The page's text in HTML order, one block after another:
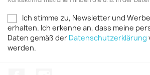
Ich stimme zu, Newsletter und
erhalten. Ich erkenne an, dass meine
Daten gemäß der Datenschutzerklärung
werden.